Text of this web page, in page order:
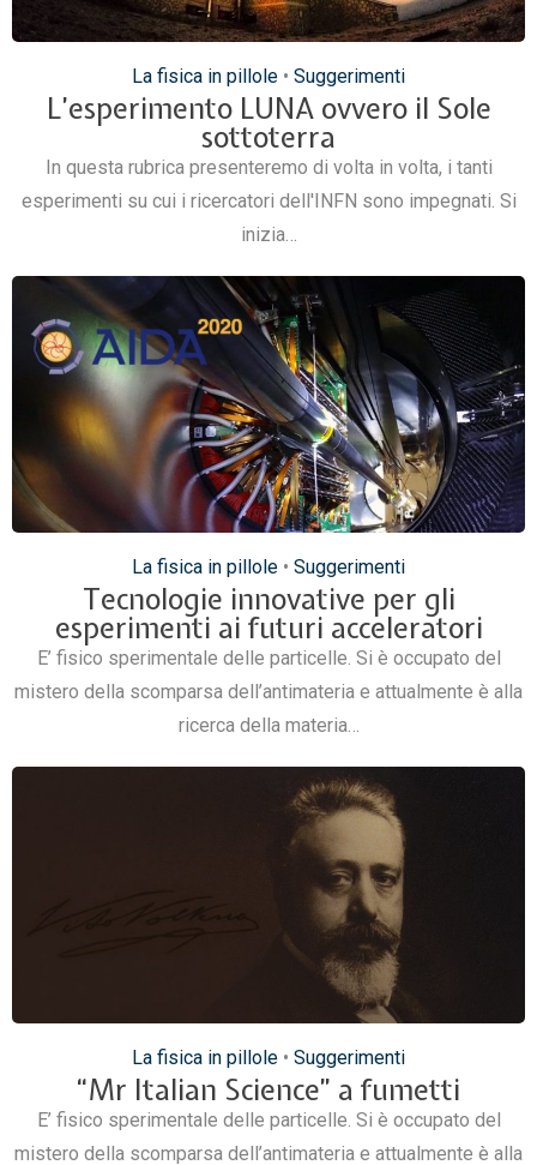
La fisica in pillole • Suggerimenti
L’esperimento LUNA ovvero il Sole
sottoterra
In questa rubrica presenteremo di volta in volta, i tanti
esperimenti su cui i ricercatori dell'INFN sono impegnati. Si
inizia…
La fisica in pillole • Suggerimenti
Tecnologie innovative per gli
esperimenti ai futuri acceleratori
E’ fisico sperimentale delle particelle. Si è occupato del
mistero della scomparsa dell’antimateria e attualmente è alla
ricerca della materia…
La fisica in pillole • Suggerimenti
“Mr Italian Science” a fumetti
E’ fisico sperimentale delle particelle. Si è occupato del
mistero della scomparsa dell’antimateria e attualmente è alla